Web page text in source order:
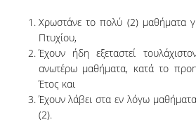
PHD CANDIDATES
UNDERGRADUATE
GENERAL INFORMATION
COURSE GUIDE
Χρωστάνε το πολύ (2) μαθήματα
Πτυχίου,
Έχουν ήδη εξεταστεί
ανωτέρω μαθήματα, κατά το
Έτος και
Έχουν λάβει στα εν λόγω
(2).